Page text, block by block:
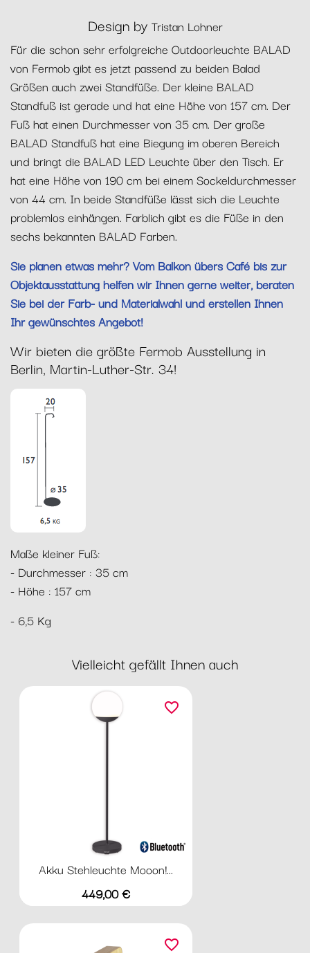
Design by Tristan Lohner
Für die schon sehr erfolgreiche Outdoorleuchte BALAD
von Fermob gibt es jetzt passend zu beiden Balad
Größen auch zwei Standfüße. Der kleine BALAD
Standfuß ist gerade und hat eine Höhe von 157 cm. Der
Fuß hat einen Durchmesser von 35 cm. Der große
BALAD Standfuß hat eine Biegung im oberen Bereich
und bringt die BALAD LED Leuchte über den Tisch. Er
hat eine Höhe von 190 cm bei einem Sockeldurchmesser
von 44 cm. In beide Standfüße lässt sich die Leuchte
problemlos einhängen. Farblich gibt es die Füße in den
sechs bekannten BALAD Farben.
Sie planen etwas mehr? Vom Balkon übers Café bis zur
Objektausstattung helfen wir Ihnen gerne weiter, beraten
Sie bei der Farb- und Materialwahl und erstellen Ihnen
Ihr gewünschtes Angebot!
Wir bieten die größte Fermob Ausstellung in
Berlin, Martin-Luther-Str. 34!
Maße kleiner Fuß:
- Durchmesser : 35 cm
- Höhe : 157 cm
- 6,5 Kg
Vielleicht gefällt Ihnen auch
Akku Stehleuchte Mooon!...
Preis
449,00 €
favorite_border
favorite_border